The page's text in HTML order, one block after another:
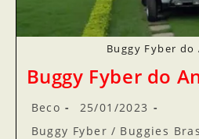
Buggy Fyber do
Buggy Fyber do
Beco
25/01/2023
Buggy Fyber / Buggies